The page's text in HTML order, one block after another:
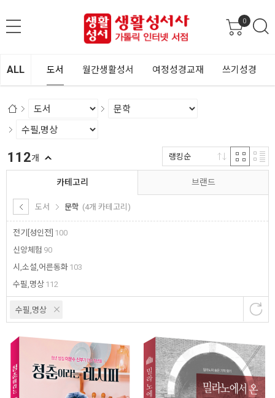
0
ALL 도서 월간생활성서 여정성경교재 쓰기성경
카테고리
도서 문학 (4개 카테고리)
전기[성인전] 100
신앙체험 90
시,소설,어른동화 103
수필,명상 112
브랜드
수필,명상
112개 랭킹순